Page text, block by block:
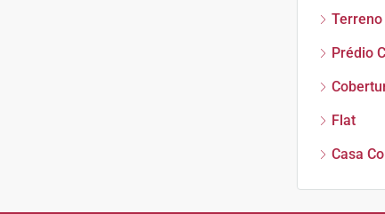
Terreno
Prédio
Flat
Casa